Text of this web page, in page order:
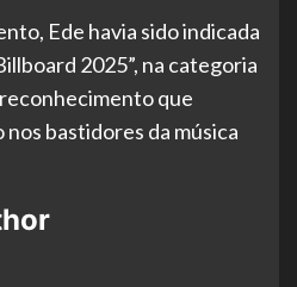
Ede havia sido indicada
2025”, na categoria
que
bastidores da música